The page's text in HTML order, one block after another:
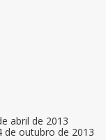
abril de 2013
de outubro de 2013